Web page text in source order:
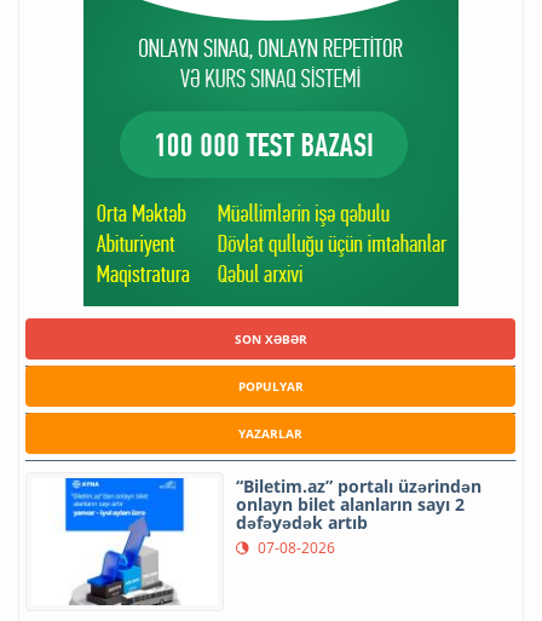
SON XƏBƏR
POPULYAR
YAZARLAR
“Biletim.az” portalı üzərindən
onlayn bilet alanların sayı 2
dəfəyədək artıb
07-08-2026